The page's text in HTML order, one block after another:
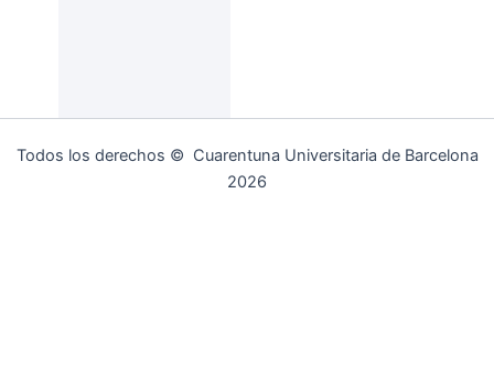
Todos los derechos © Cuarentuna Universitaria de Barcelona
2026